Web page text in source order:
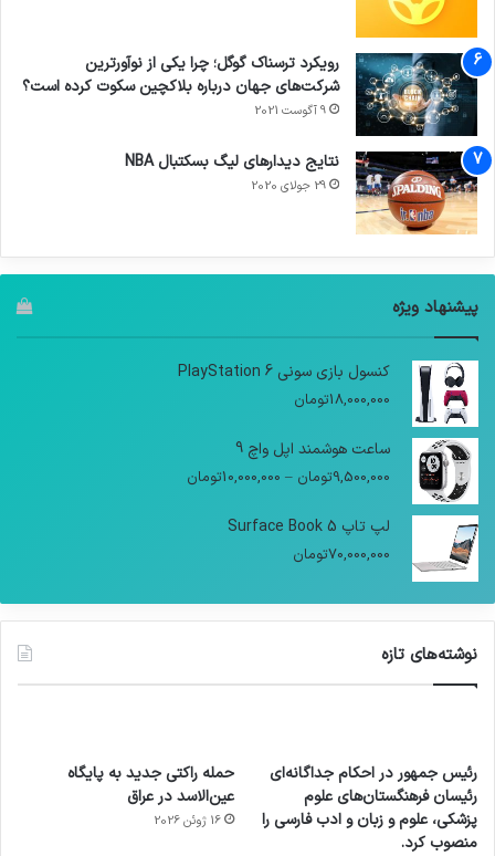
رویکرد ترسناک گوگل؛ چرا یکی از نوآورترین
شرکت‌های جهان درباره بلاکچین سکوت کرده است؟
9 آگوست 2021
نتایج دیدار‌های لیگ بسکتبال NBA
29 جولای 2020
پیشنهاد ویژه
کنسول بازی سونی PlayStation 6
18,000,000تومان
ساعت هوشمند اپل واچ 9
9,500,000تومان –
10,000,000تومان
لپ تاپ Surface Book 5
70,000,000تومان
نوشته‌های تازه
رئیس جمهور در احکام جداگانه‌ای
رئیسان فرهنگستان‌های علوم
پزشکی، علوم و زبان و ادب فارسی را
منصوب کرد.
حمله راکتی جدید به پایگاه
عین‌الاسد در عراق
16 ژوئن 2026